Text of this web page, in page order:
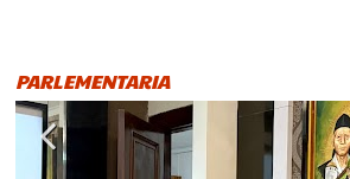
PARLEMENTARIA